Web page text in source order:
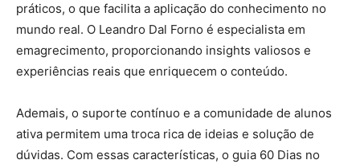
práticos, o que facilita a aplicação do conhecimento no
mundo real. O Leandro Dal Forno é especialista em
emagrecimento, proporcionando insights valiosos e
experiências reais que enriquecem o conteúdo.
Ademais, o suporte contínuo e a comunidade de alunos
ativa permitem uma troca rica de ideias e solução de
dúvidas. Com essas características, o guia 60 Dias no